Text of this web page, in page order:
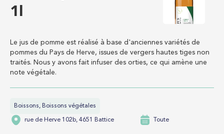
1l
Le jus de pomme est réalisé à base d'anciennes variétés de
pommes du Pays de Herve, issues de vergers hautes tiges non
traités. Nous y avons fait infuser des orties, ce qui amène une
note végétale.
Boissons, Boissons végétales
rue de Herve 102b, 4651 Battice Toute